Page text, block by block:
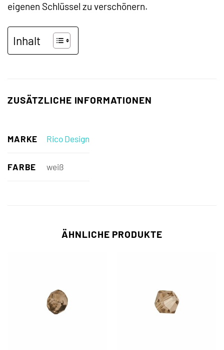
eigenen Schlüssel zu verschönern.
Inhalt
ZUSÄTZLICHE INFORMATIONEN
MARKE Rico Design
FARBE weiß
ÄHNLICHE PRODUKTE